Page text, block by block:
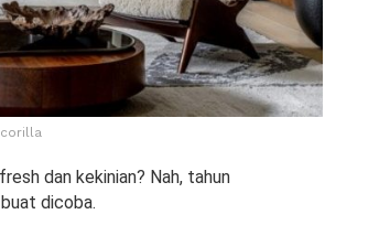
dan kekinian? Nah, tahun
dicoba.